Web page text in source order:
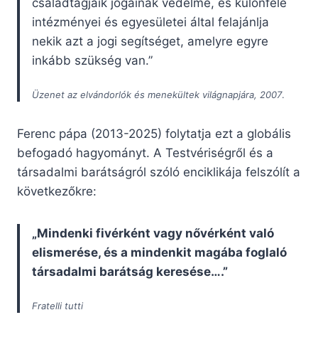
családtagjaik jogainak védelme, és különféle
intézményei és egyesületei által felajánlja
nekik azt a jogi segítséget, amelyre egyre
inkább szükség van.”
Üzenet az elvándorlók és menekültek világnapjára, 2007.
Ferenc pápa (2013-2025) folytatja ezt a globális
befogadó hagyományt. A Testvériségről és a
társadalmi barátságról szóló enciklikája felszólít a
következőkre:
„Mindenki fivérként vagy nővérként való
elismerése, és a mindenkit magába foglaló
társadalmi barátság keresése….”
Fratelli tutti